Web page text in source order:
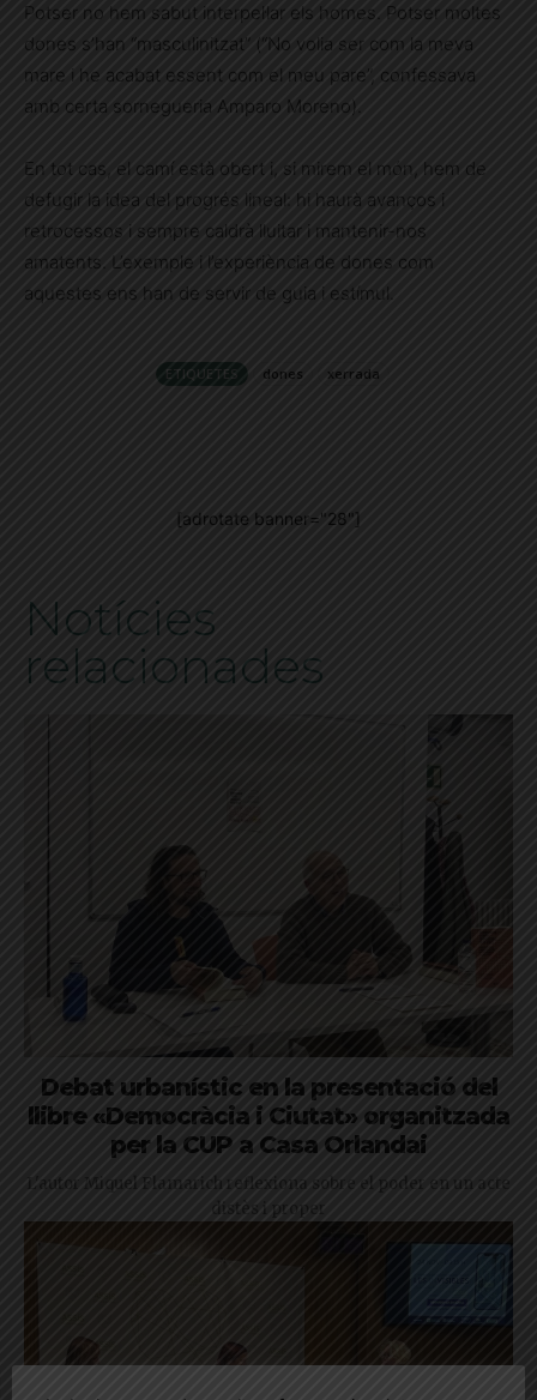
Potser no hem sabut interpel·lar els homes. Potser moltes
dones s’han “masculinitzat” (“No volia ser com la meva
mare i he acabat essent com el meu pare”, confessava
amb certa sornegueria Amparo Moreno).
En tot cas, el camí està obert i, si mirem el món, hem de
defugir la idea del progrés lineal: hi haurà avanços i
retrocessos i sempre caldrà lluitar i mantenir-nos
amatents. L’exemple i l’experiència de dones com
aquestes ens han de servir de guia i estímul.
ETIQUETES dones xerrada
[adrotate banner="28"]
Notícies
relacionades
Debat urbanístic en la presentació del
llibre «Democràcia i Ciutat» organitzada
per la CUP a Casa Orlandai
L'autor Miquel Flamarich reflexiona sobre el poder en un acte
distès i proper